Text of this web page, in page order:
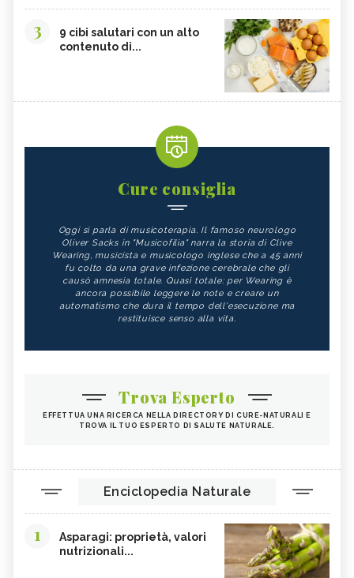
3
9 cibi salutari con un alto
contenuto di...
Cure consiglia
Oggi si parla di musicoterapia. Il famoso neurologo
Oliver Sacks in "Musicofilia" narra la storia di Clive
Wearing, musicista e musicologo inglese che a 45 anni
fu colto da una grave infezione cerebrale che gli
causò amnesia totale. Quasi totale: per Wearing è
ancora possibile leggere le note e creare un
automatismo che dura il tempo dell'esecuzione ma
restituisce senso alla vita.
Trova Esperto
EFFETTUA UNA RICERCA NELLA DIRECTORY DI CURE-NATURALI E
TROVA IL TUO ESPERTO DI SALUTE NATURALE.
Enciclopedia Naturale
1
Asparagi: proprietà, valori
nutrizionali...